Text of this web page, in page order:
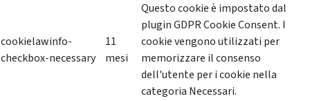
cookielawinfo-
checkbox-necessary
11
mesi
Questo cookie è impostato dal
plugin GDPR Cookie Consent. I
cookie vengono utilizzati per
memorizzare il consenso
dell'utente per i cookie nella
categoria Necessari.